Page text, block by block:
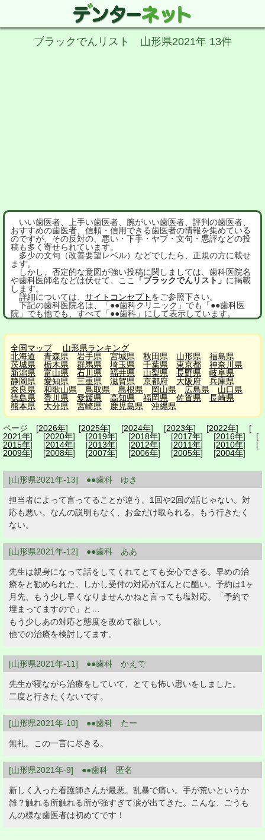
ブラックでんリスト 山形県2021年 13件
いい歯医者、上手い歯医者、腕がいい歯医者、評判の歯医者、
おすすめの歯医者、信頼・信用できる歯医者の情報を集めている
のですが、その反対の、悪い・下手・ヤブ・文句・悪評などの投
稿も多く寄せられています。
多少の文句（改善要望レベル）などでしたら、正規の方に載せ
ます。
しかし、否定的な意図が強い投稿に関しましては、歯科医院名
や歯科医師名などは伏せて、ここ
「ブラックでんリスト」 に掲載
します。
詳細については、 サイトコンセプト をご参照下さい。
下記の歯科医院名は、「●●歯科クリニック」でも「●●歯科医
院」でも他でも、すべて「●●歯科」にして表示しています。
全国マップ
山形県ランキング
北海道
青森県 岩手県 宮城県 秋田県 山形県
福島県
茨城県
栃木県 群馬県 埼玉県 千葉県 東京都
神奈川県
新潟県
富山県 石川県 福井県 山梨県 長野県
岐阜県
静岡県
愛知県 三重県 滋賀県 京都府 大阪府
兵庫県
奈良県
和歌山県 鳥取県 島根県 岡山県 広島県
山口県
徳島県
香川県 愛媛県 高知県 福岡県 佐賀県
長崎県
熊本県
大分県 宮崎県 鹿児島県 沖縄県
ページ [2026年] [2025年] [2024年] [2023年] [2022年] [
2021年] [2020年] [2019年] [2018年] [2017年] [2016年] [
2015年] [2014年] [2013年] [2012年] [2011年] [2010年] [
2009年] [2008年] [2007年] [2006年] [2005年] [2004年]
[山形県2021年-13] ●●歯科 ゆき
担当者によって言ってることが違う。1回や2回の話じゃない。対
応も悪い。なんの説明もなく、お金だけ取られる。もう行きたく
ない。
[山形県2021年-12] ●●歯科 ああ
先生は親身になって話をしてくれてとても安心できる。早めの治
療をと勧められた。しかし受付の対応がほんとに酷い。予約は1ヶ
月先、もう少し早くなりませんかねと言っても塩対応。「予約で
埋まってますので」と…
もう少しあの対応と態度を改めて欲しい。
他での治療を検討してます。
[山形県2021年-11] ●●歯科 かえで
先生が寝ながら治療をしていて、とても怖い思いをしました。
二度と行きたくないです。
[山形県2021年-10] ●●歯科 たー
無礼。この一言に尽きる。
[山形県2021年-9] ●●歯科 匿名
新しく入った看護師さんが最悪。乱暴で痛い。手が荒いというか
雑？触れる所触れる所が強すぎて涙が出てきた。こんな、ごうも
んの様な歯医者は初めてです！